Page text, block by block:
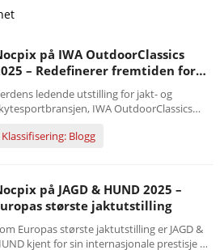
på IWA OutdoorClassics
– Redefinerer fremtiden for
ledende utstilling for jakt- og
IWA OutdoorClassics
februar til 2. mars 2025. Som en plattform
arrangement sette et sterkt fokus på
Klassifisering: Blogg
på JAGD & HUND 2025 –
største jaktutstilling
Europas største jaktutstilling er JAGD &
kjent for sin internasjonale prestisje og